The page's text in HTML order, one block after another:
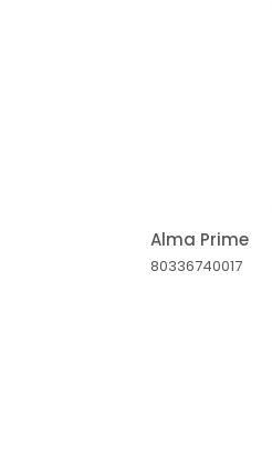
Alma Prime
80336740017